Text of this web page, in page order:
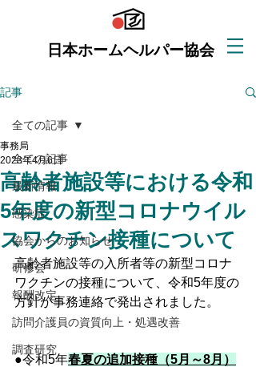
日本ホームヘルパー協会
記事
全ての記事
最新情報
感染症
協会からのお知らせ
研修会
報酬改定
訪問介護員の資質向上・処遇改善
調査研究
全ての記事
高齢者施設等における令和
5年度の新型コロナウイル
スワクチン接種について
事務局
2023年4月6日
高齢者施設等の入所者等の新型コロナ
ワクチンの接種について、令和5年度の
方針が事務連絡で発出されました。
●令和5年春夏の追加接種（5月～8月）